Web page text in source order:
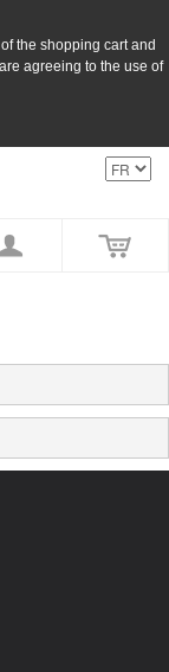
the shopping cart and
agreeing to the use of